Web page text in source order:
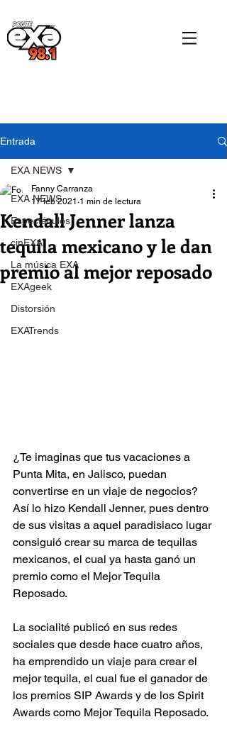
Entrada
EXA NEWS
Espectáculos
cinEXA
La música EXA
EXAgeek
Distorsión
EXATrends
EXA NEWS
Kendall Jenner lanza
tequila mexicano y le dan
premio al mejor reposado
Fanny Carranza
17 feb 2021 1 min de lectura
¿Te imaginas que tus vacaciones a
Punta Mita, en Jalisco, puedan
convertirse en un viaje de negocios?
Así lo hizo Kendall Jenner, pues dentro
de sus visitas a aquel paradisiaco lugar
consiguió crear su marca de tequilas
mexicanos, el cual ya hasta ganó un
premio como el Mejor Tequila
Reposado.
La socialité publicó en sus redes
sociales que desde hace cuatro años,
ha emprendido un viaje para crear el
mejor tequila, el cual fue el ganador de
los premios SIP Awards y de los Spirit
Awards como Mejor Tequila Reposado.